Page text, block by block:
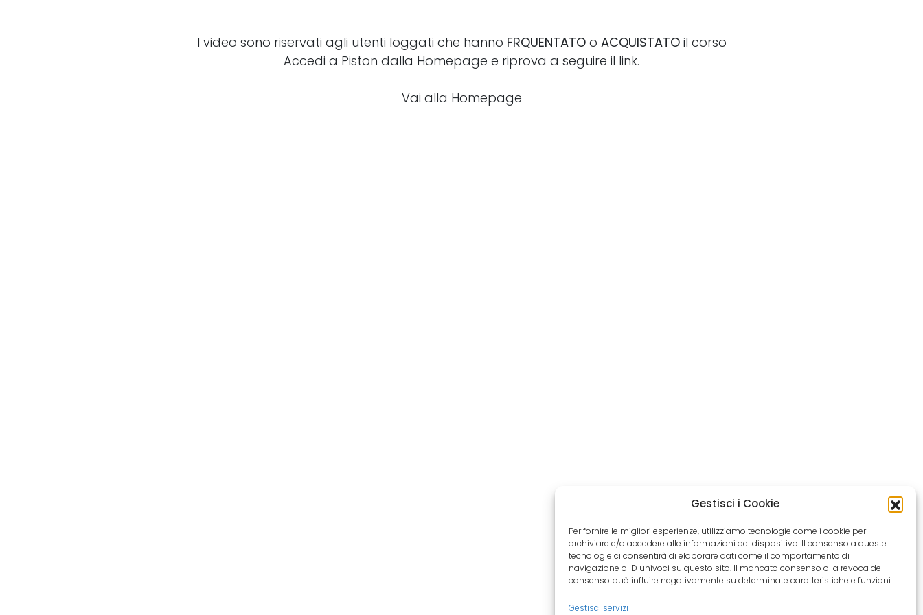
Gestisci i Cookie
Per fornire le migliori esperienze, utilizziamo tecnologie come i cookie per
archiviare e/o accedere alle informazioni del dispositivo. Il consenso a queste
tecnologie ci consentirà di elaborare dati come il comportamento di
navigazione o ID univoci su questo sito. Il mancato consenso o la revoca del
consenso può influire negativamente su determinate caratteristiche e funzioni.
Gestisci servizi
I video sono riservati agli utenti loggati che hanno FRQUENTATOo ACQUISTATOil corso
Accedi a Piston dalla Homepage e riprova a seguire il link.
Vai alla Homepage